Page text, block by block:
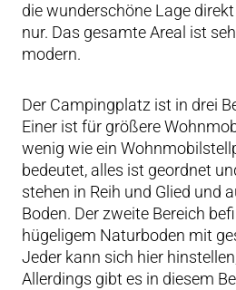
die wunderschöne Lage
nur. Das gesamte Areal ist
modern.
Der Campingplatz ist in drei
Einer ist für größere
wenig wie ein
bedeutet, alles ist geordnet
stehen in Reih und Glied und
Boden. Der zweite Bereich
hügeligem Naturboden mit
Jeder kann sich hier
Allerdings gibt es in diesem